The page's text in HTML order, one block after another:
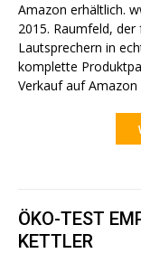
Amazon erhältlich. www.raumfeld.comBerlin/München, 01. Juli
2015. Raumfeld,
Lautsprechern in
komplette
Verkauf auf
ÖKO-TEST
KETTLER